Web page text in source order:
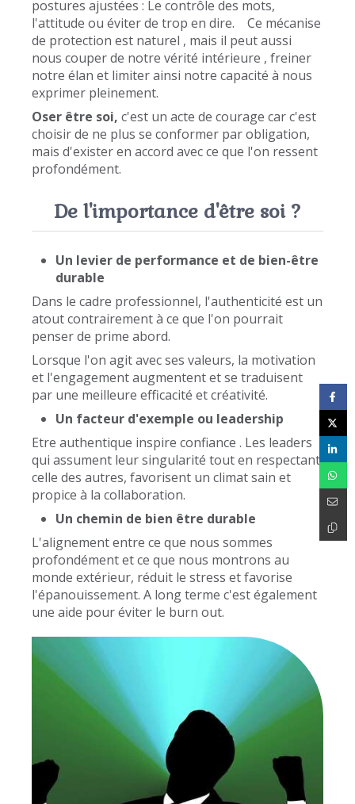
postures ajustées : Le contrôle des mots,
l'attitude ou éviter de trop en dire. Ce mécanise
de protection est naturel , mais il peut aussi
nous couper de notre vérité intérieure , freiner
notre élan et limiter ainsi notre capacité à nous
exprimer pleinement.
Oser être soi, c'est un acte de courage car c'est
choisir de ne plus se conformer par obligation,
mais d'exister en accord avec ce que l'on ressent
profondément.
De l'importance d'être soi ?
Un levier de performance et de bien-être
durable
Dans le cadre professionnel, l'authenticité est un
atout contrairement à ce que l'on pourrait
penser de prime abord.
Lorsque l'on agit avec ses valeurs, la motivation
et l'engagement augmentent et se traduisent
par une meilleure efficacité et créativité.
Un facteur d'exemple ou leadership
Etre authentique inspire confiance . Les leaders
qui assument leur singularité tout en respectant
celle des autres, favorisent un climat sain et
propice à la collaboration.
Un chemin de bien être durable
L'alignement entre ce que nous sommes
profondément et ce que nous montrons au
monde extérieur, réduit le stress et favorise
l'épanouissement. A long terme c'est également
une aide pour éviter le burn out.